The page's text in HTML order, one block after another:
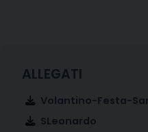
Volantino-Festa-
SLeonardo